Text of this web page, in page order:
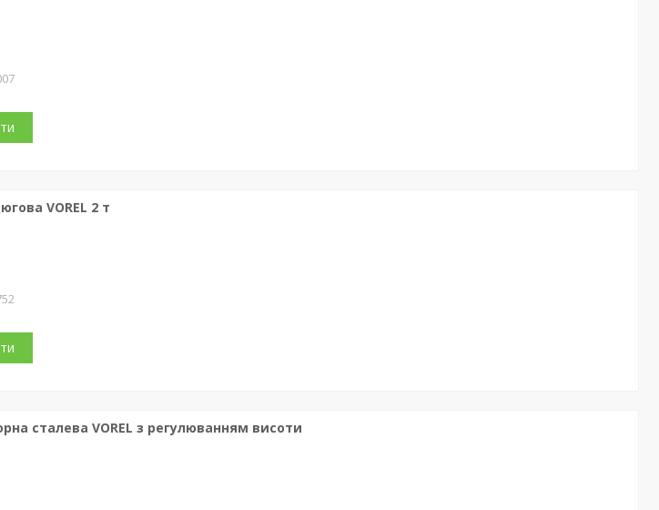
VOREL 2 т
сталева VOREL з регулюванням висоти